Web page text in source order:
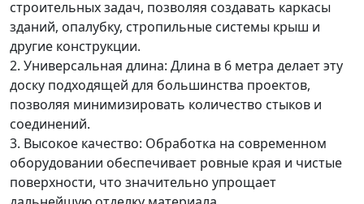
строительных задач, позволяя создавать каркасы
зданий, опалубку, стропильные системы крыш и
другие конструкции.
2. Универсальная длина: Длина в 6 метра делает эту
доску подходящей для большинства проектов,
позволяя минимизировать количество стыков и
соединений.
3. Высокое качество: Обработка на современном
оборудовании обеспечивает ровные края и чистые
поверхности, что значительно упрощает